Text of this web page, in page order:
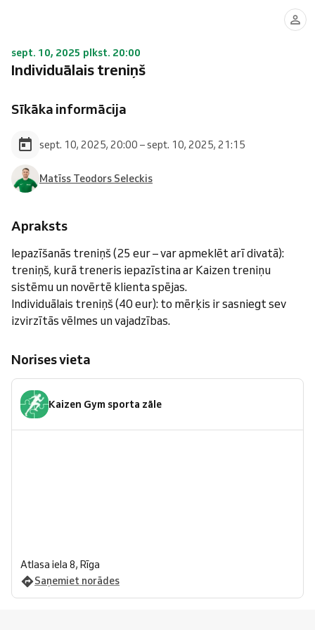
sept. 10, 2025 plkst. 20:00
Individuālais treniņš
Sīkāka informācija
sept. 10, 2025, 20:00 – sept. 10, 2025, 21:15
Matīss Teodors Seleckis
Apraksts
Iepazīšanās treniņš (25 eur – var apmeklēt arī divatā):
treniņš, kurā treneris iepazīstina ar Kaizen treniņu
sistēmu un novērtē klienta spējas.
Individuālais treniņš (40 eur): to mērķis ir sasniegt sev
izvirzītās vēlmes un vajadzības.
Norises vieta
Kaizen Gym sporta zāle
Atlasa iela 8, Rīga
Saņemiet norādes